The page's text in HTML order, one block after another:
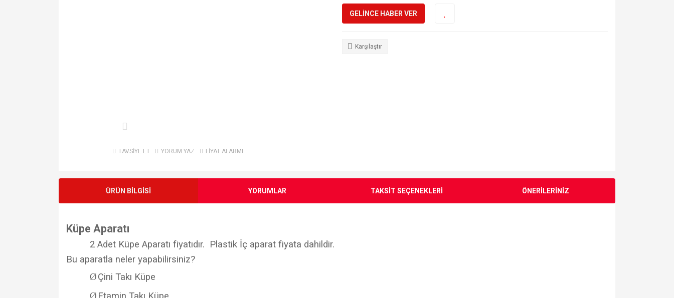
TAVSİYE ET YORUM YAZ FİYAT ALARMI
GELİNCE HABER VER
Karşılaştır
ÜRÜN BİLGİSİ YORUMLAR TAKSİT SEÇENEKLERİ ÖNERİLERİNİZ
Küpe Aparatı
2 Adet Küpe Aparatı fiyatıdır. Plastik İç aparat fiyata dahildir.
Bu aparatla neler yapabilirsiniz?
ØÇini Takı Küpe